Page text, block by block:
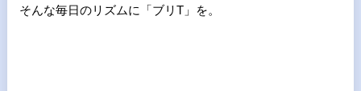
そんな毎日のリズムに「ブリT」を。